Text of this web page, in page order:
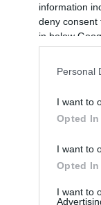
information
deny consent
in below
Personal
I want to
Opted In
I want to
Opted In
I want to
óta finnyás
ember lohol egy
és GDP-től